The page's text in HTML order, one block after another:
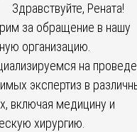
Здравствуйте, Рената!
за обращение в нашу
организацию.
на
экспертиз в
включая медицину и
хирургию.